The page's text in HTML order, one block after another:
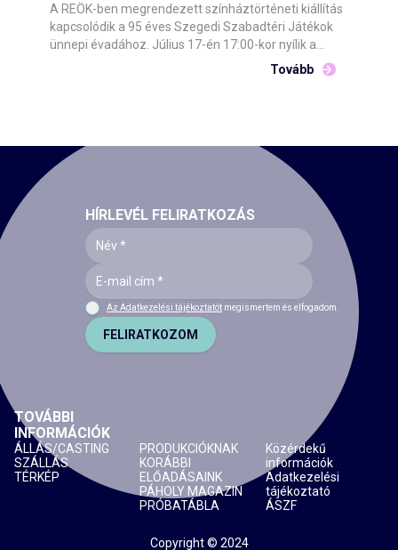
A REÖK-ben megrendezett színháztörténeti kiállítás
kapcsolódik a 95 éves Szegedi Szabadtéri Játékok
ünnepi évadához. Július 17-én 17:00-kor nyílik a
kétszintes tárlat, amelyet Barnák László főigazgató
és Tóth Károly képviselő, Szeged Megyei Jogú Város
Tovább
Copyright © 2024
TOVÁBBI
INFORMÁCIÓK
ÁLLÁS/CASTING
SZÁLLÁS
TÉRKÉP
PRODUKCIÓKNAK
KORÁBBI
ELŐADÁSAINK
PÁHOLY MAGAZIN
PRÓBATÁBLA
Közérdekű
információk
Adatkezelési
tájékoztató
ÁSZF
HÍRLEVÉL FELIRATKOZÁS
Az Adatkezelési tájékoztatót megismertem és elfogadom.
FELIRATKOZOM